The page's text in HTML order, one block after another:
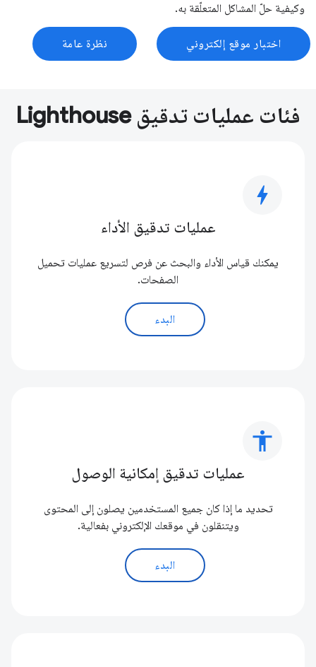
وكيفية حلّ المشاكل المتعلّقة به.
اختبار موقع إلكتروني نظرة عامة
فئات عمليات تدقيق Lighthouse
bolt
عمليات تدقيق الأداء
يمكنك قياس الأداء والبحث عن فرص لتسريع عمليات تحميل
الصفحات.
البدء
accessibility
عمليات تدقيق إمكانية الوصول
تحديد ما إذا كان جميع المستخدمين يصلون إلى المحتوى
ويتنقلون في موقعك الإلكتروني بفعالية.
البدء